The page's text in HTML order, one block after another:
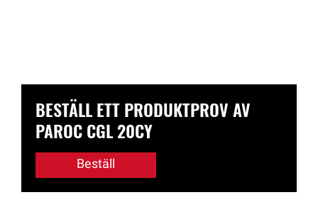
BESTÄLL ETT PRODUKTPROV AV
PAROC CGL 20CY
Beställ